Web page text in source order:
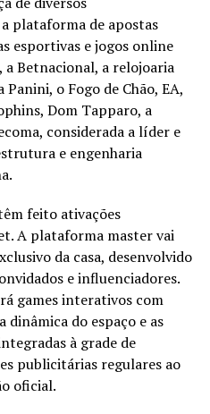
plataforma de apostas
esportivas e jogos online
a Betnacional, a relojoaria
Panini, o Fogo de Chão, EA,
Dom Tapparo, a
considerada a líder e
e engenharia
feito ativações
A plataforma master vai
da casa, desenvolvido
e influenciadores.
games interativos com
dinâmica do espaço e as
à grade de
publicitárias regulares ao
oficial.